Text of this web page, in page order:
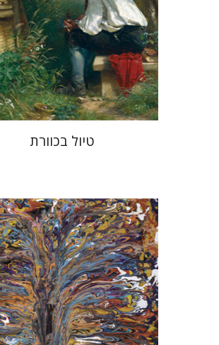
עכשיו בהנחה
$46
$34
טיול בכוורת
אורי כהן נסים ליאון